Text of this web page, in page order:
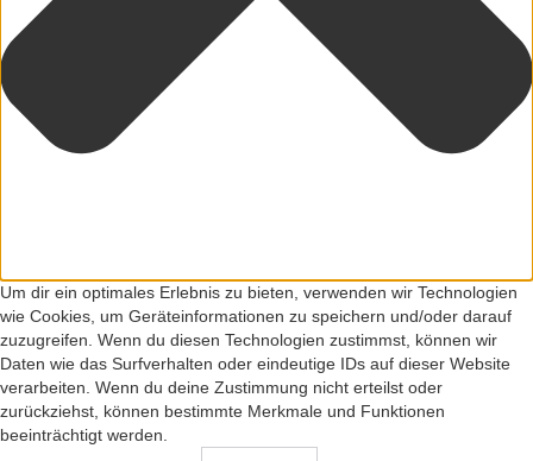
Um dir ein optimales Erlebnis zu bieten, verwenden wir Technologien
wie Cookies, um Geräteinformationen zu speichern und/oder darauf
zuzugreifen. Wenn du diesen Technologien zustimmst, können wir
Daten wie das Surfverhalten oder eindeutige IDs auf dieser Website
verarbeiten. Wenn du deine Zustimmung nicht erteilst oder
zurückziehst, können bestimmte Merkmale und Funktionen
beeinträchtigt werden.